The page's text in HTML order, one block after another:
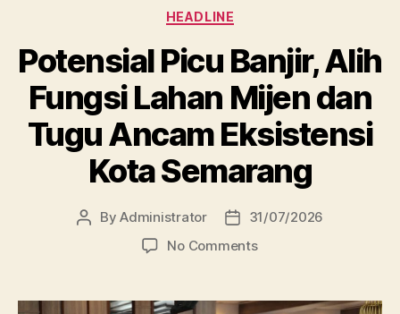
Categories
HEADLINE
Potensial Picu Banjir, Alih
Fungsi Lahan Mijen dan
Tugu Ancam Eksistensi
Kota Semarang
PostByAdministrator
Post
date
31/07/2026
No Commentson
Banjir,